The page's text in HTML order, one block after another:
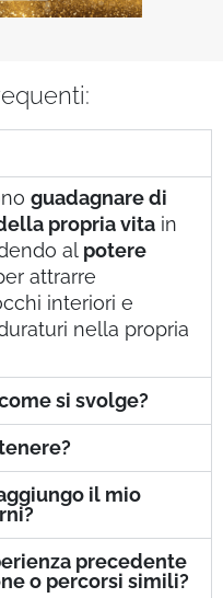
guadagnare di
propria vita in
al potere
attrarre
interiori e
nella propria
si svolge?
il mio
precedente
o percorsi simili?